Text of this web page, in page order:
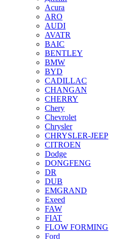
Acura
ARO
AUDI
AVATR
BAIC
BENTLEY
BMW
BYD
CADILLAC
CHANGAN
CHERRY
Chery
Chevrolet
Chrysler
CHRYSLER-JEEP
CITROEN
Dodge
DONGFENG
DR
DUB
EMGRAND
Exeed
FAW
FIAT
FLOW FORMING
Ford